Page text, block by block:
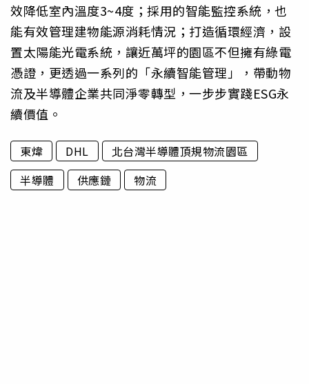
效降低室內溫度3~4度；採用的智能監控系統，也
能有效管理建物能源消耗情況；打造循環經濟，設
置太陽能光電系統，讓近萬坪的園區不但擁有綠電
憑證，更透過一系列的「永續智能管理」，帶動物
流及半導體企業共同淨零轉型，一步步實踐ESG永
續價值。
東煒 DHL
北台灣半導體頂規物流園區
半導體
供應鏈 物流